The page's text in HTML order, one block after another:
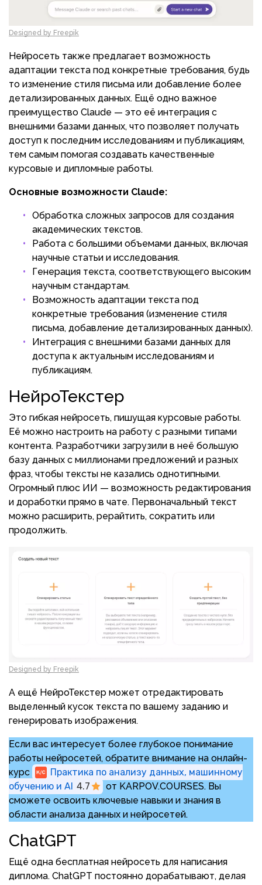
Designed by Freepik
Нейросеть также предлагает возможность
адаптации текста под конкретные требования, будь
то изменение стиля письма или добавление более
детализированных данных. Ещё одно важное
преимущество Claude — это её интеграция с
внешними базами данных, что позволяет получать
доступ к последним исследованиям и публикациям,
тем самым помогая создавать качественные
курсовые и дипломные работы.
Основные возможности Claude:
Обработка сложных запросов для создания
академических текстов.
Работа с большими объемами данных, включая
научные статьи и исследования.
Генерация текста, соответствующего высоким
научным стандартам.
Возможность адаптации текста под
конкретные требования (изменение стиля
письма, добавление детализированных данных).
Интеграция с внешними базами данных для
доступа к актуальным исследованиям и
публикациям.
НейроТекстер
Это гибкая нейросеть, пишущая курсовые работы.
Её можно настроить на работу с разными типами
контента. Разработчики загрузили в неё большую
базу данных с миллионами предложений и разных
фраз, чтобы тексты не казались однотипными.
Огромный плюс ИИ — возможность редактирования
и доработки прямо в чате. Первоначальный текст
можно расширить, рерайтить, сократить или
продолжить.
Designed by Freepik
А ещё НейроТекстер может отредактировать
выделенный кусок текста по вашему заданию и
генерировать изображения.
Если вас интересует более глубокое понимание
работы нейросетей, обратите внимание на онлайн-
курс
Практика по анализу данных, машинному
обучению и AI 4.7
от KARPOV.COURSES. Вы
сможете освоить ключевые навыки и знания в
области анализа данных и нейросетей.
ChatGPT
Ещё одна бесплатная нейросеть для написания
диплома. ChatGPT постоянно дорабатывают, делая